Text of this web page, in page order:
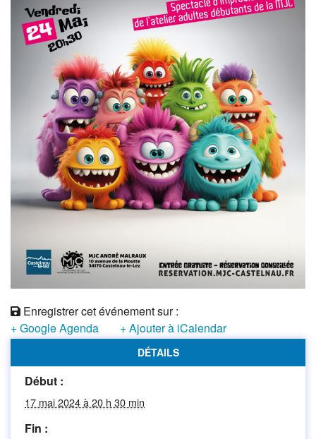
Enregistrer cet événement sur :
+ Google Agenda
+ Ajouter à iCalendar
DÉTAILS
Début :
17 mai 2024 à 20 h 30 min
Fin :